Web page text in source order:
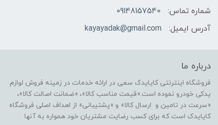
شماره تماس:
09148157540
آدرس ایمیل:
kayayadak@gmail.com
درباره ما
فروشگاه اینترنتی کایایدک سعی در ارائه خدمات در زمینه فروش لوازم
یدکی خودرو نموده است.«قیمت مناسب کالا»، «ضمانت اصالت کالا»،
«سرعت در تامین و ارسال کالا» و «پشتیبانی» از اهداف اصلی فروشگاه
کایایدک است که برای کسب رضایت مشتریان خود همواره به آنها